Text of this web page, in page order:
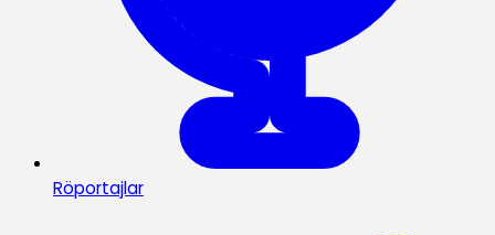
Röportajlar